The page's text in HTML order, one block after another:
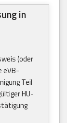
in
(oder
eVB-
Teil
HU-